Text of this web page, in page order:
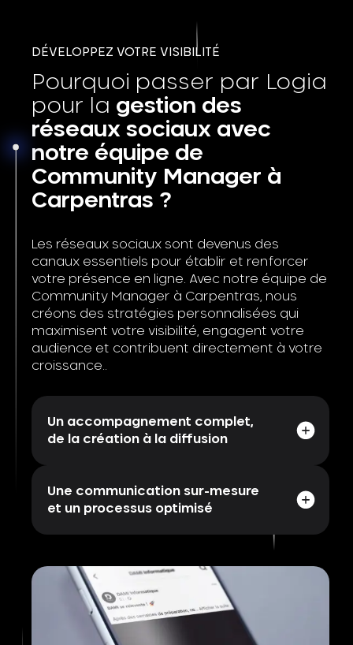
DÉVELOPPEZ VOTRE VISIBILITÉ
Pourquoi passer par Logia
pour la gestion des
réseaux sociaux avec
notre équipe de
Community Manager à
Carpentras ?
Les réseaux sociaux sont devenus des
canaux essentiels pour établir et renforcer
votre présence en ligne. Avec notre équipe de
Community Manager à Carpentras, nous
créons des stratégies personnalisées qui
maximisent votre visibilité, engagent votre
audience et contribuent directement à votre
croissance..
Un accompagnement complet,
de la création à la diffusion
Une communication sur-mesure
et un processus optimisé